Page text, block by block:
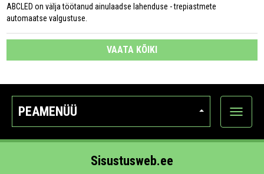
ABCLED on välja töötanud ainulaadse lahenduse - trepiastmete
automaatse valgustuse.
VAATA KÕIKI
PEAMENÜÜ
Ava
Sisustusweb.ee